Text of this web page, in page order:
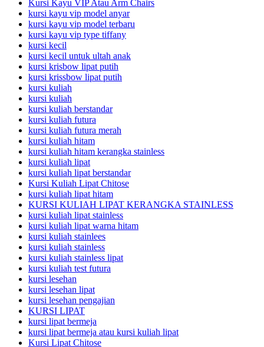
Kursi Kayu VIP Atau Arm Chairs
kursi kayu vip model anyar
kursi kayu vip model terbaru
kursi kayu vip type tiffany
kursi kecil
kursi kecil untuk ultah anak
kursi krisbow lipat putih
kursi krissbow lipat putih
kursi kuliah
kursi kuliah
kursi kuliah berstandar
kursi kuliah futura
kursi kuliah futura merah
kursi kuliah hitam
kursi kuliah hitam kerangka stainless
kursi kuliah lipat
kursi kuliah lipat berstandar
Kursi Kuliah Lipat Chitose
kursi kuliah lipat hitam
KURSI KULIAH LIPAT KERANGKA STAINLESS
kursi kuliah lipat stainless
kursi kuliah lipat warna hitam
kursi kuliah stainlees
kursi kuliah stainless
kursi kuliah stainless lipat
kursi kuliah test futura
kursi lesehan
kursi lesehan lipat
kursi lesehan pengajian
KURSI LIPAT
kursi lipat bermeja
kursi lipat bermeja atau kursi kuliah lipat
Kursi Lipat Chitose